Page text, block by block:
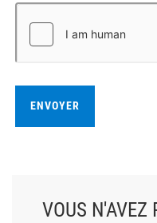
ENVOYER
VOUS N'AVEZ